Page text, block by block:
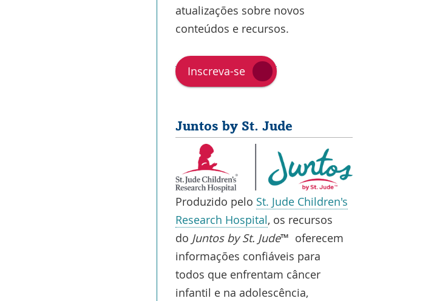
atualizações sobre novos
conteúdos e recursos.
Inscreva-se
Juntos by St. Jude
Produzido pelo St. Jude Children's
Research Hospital, os recursos
do Juntos by St. Jude™ oferecem
informações confiáveis para
todos que enfrentam câncer
infantil e na adolescência,